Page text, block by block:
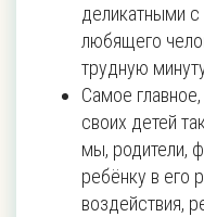
деликатными с
любящего
трудную
Самое
своих детей
мы, родители,
ребёнку в его
воздействия,